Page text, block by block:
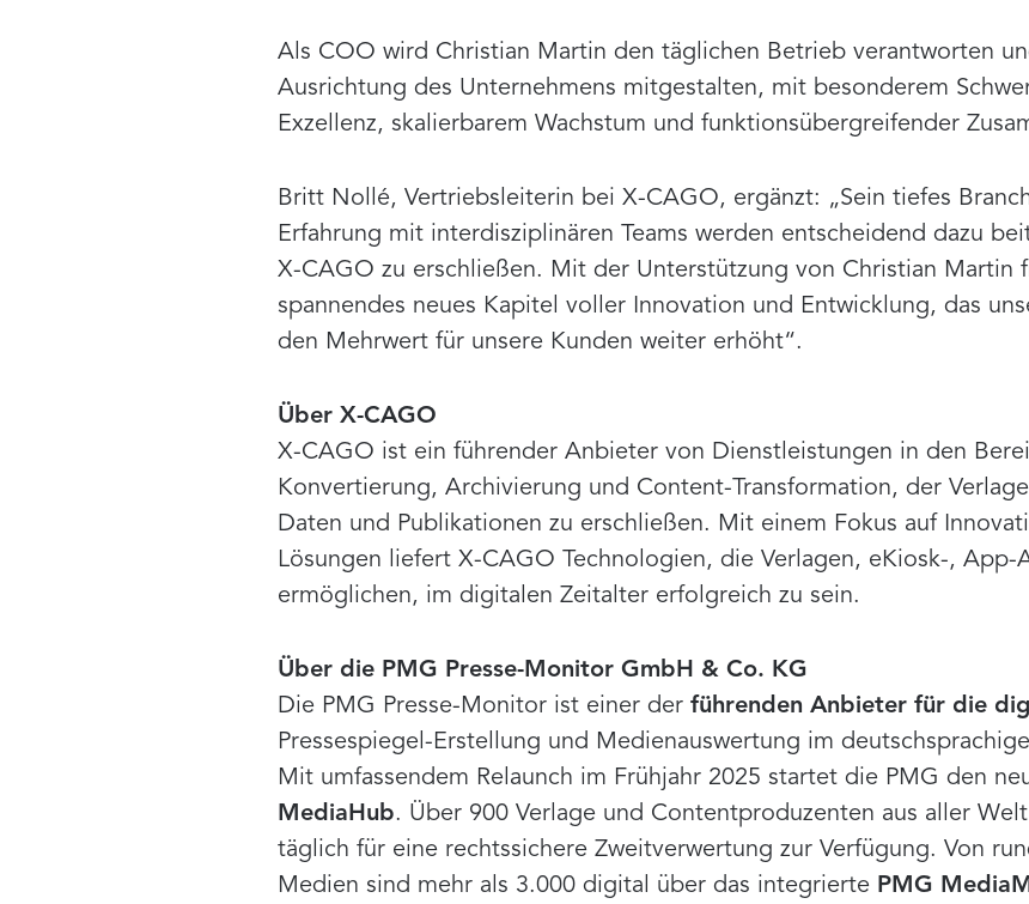
Als COO wird Christian Martin den täglichen Betrieb verantworten
Ausrichtung des Unternehmens mitgestalten, mit besonderem
Exzellenz, skalierbarem Wachstum und funktionsübergreifender
Britt Nollé, Vertriebsleiterin bei X-CAGO, ergänzt: „Sein tiefes
Erfahrung mit interdisziplinären Teams werden entscheidend dazu
X-CAGO zu erschließen. Mit der Unterstützung von Christian Martin
spannendes neues Kapitel voller Innovation und Entwicklung, das
den Mehrwert für unsere Kunden weiter erhöht“.
Über X-CAGO
X-CAGO ist ein führender Anbieter von Dienstleistungen in den
Konvertierung, Archivierung und Content-Transformation, der
Daten und Publikationen zu erschließen. Mit einem Fokus auf
Lösungen liefert X-CAGO Technologien, die Verlagen, eKiosk-,
ermöglichen, im digitalen Zeitalter erfolgreich zu sein.
Über die PMG Presse-Monitor GmbH & Co. KG
Die PMG Presse-Monitor ist einer der führenden Anbieter für die
Pressespiegel-Erstellung und Medienauswertung im
Mit umfassendem Relaunch im Frühjahr 2025 startet die PMG den
MediaHub. Über 900 Verlage und Contentproduzenten aus aller
täglich für eine rechtssichere Zweitverwertung zur Verfügung. Von
Medien sind mehr als 3.000 digital über das integrierte PMG